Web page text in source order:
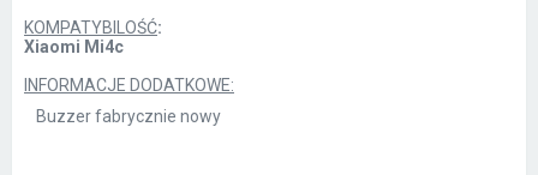
KOMPATYBILOŚĆ:
Xiaomi Mi4c
INFORMACJE DODATKOWE:
Buzzer fabrycznie nowy